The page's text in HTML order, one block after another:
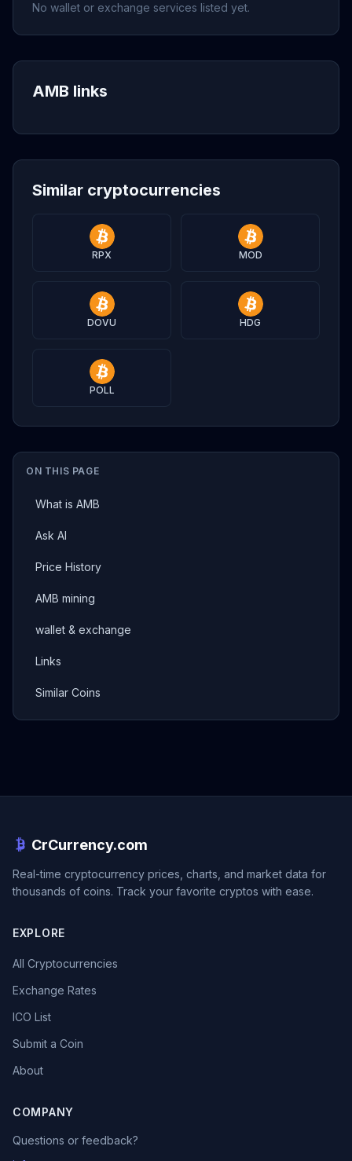
ON THIS PAGE
What is AMB
Ask AI
Price History
AMB mining
wallet & exchange
Links
Similar Coins
No wallet or exchange services listed yet.
AMB links
Similar cryptocurrencies
RPX MOD
DOVU HDG
POLL
CrCurrency.com
Real-time cryptocurrency prices, charts, and market data for
thousands of coins. Track your favorite cryptos with ease.
EXPLORE
All Cryptocurrencies
Exchange Rates
ICO List
Submit a Coin
About
COMPANY
Questions or feedback?